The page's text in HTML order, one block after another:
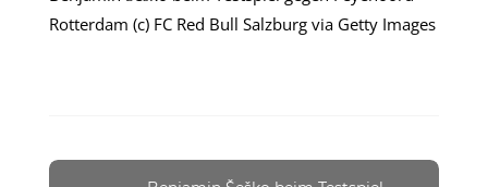
Rotterdam (c) FC Red Bull Salzburg via Getty Images